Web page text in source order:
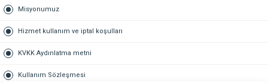
Misyonumuz
Hizmet kullanım ve iptal koşulları
KVKK Aydınlatma metni
Kullanım Sözleşmesi